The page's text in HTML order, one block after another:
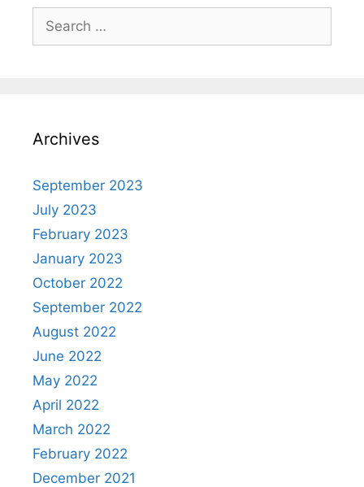
Archives
September 2023
July 2023
February 2023
January 2023
October 2022
September 2022
August 2022
June 2022
May 2022
April 2022
March 2022
February 2022
December 2021